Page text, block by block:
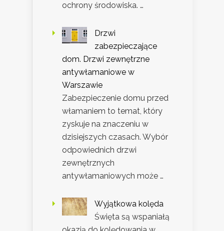
ochrony środowiska. …
Drzwi
zabezpieczające
dom. Drzwi zewnętrzne
antywłamaniowe w
Warszawie
Zabezpieczenie domu przed
włamaniem to temat, który
zyskuje na znaczeniu w
dzisiejszych czasach. Wybór
odpowiednich drzwi
zewnętrznych
antywłamaniowych może …
Wyjątkowa kolęda
Święta są wspaniałą